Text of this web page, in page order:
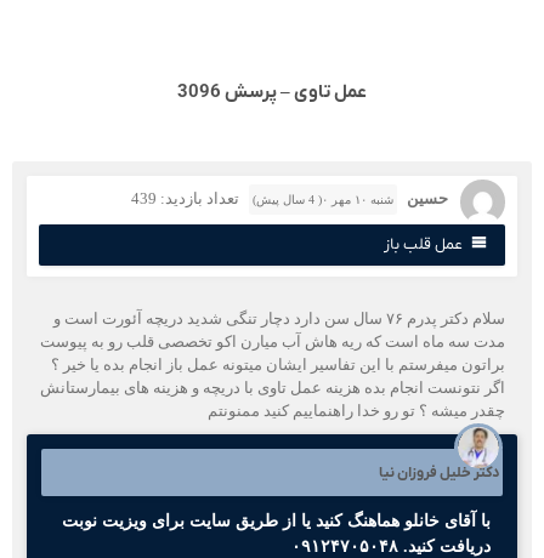
عمل تاوی – پرسش 3096
حسین شنبه ۱۰ مهر ۰( 4 سال پیش) تعداد بازدید: 439
عمل قلب باز
سلام دکتر پدرم ۷۶ سال سن دارد دچار تنگی شدید دریچه آئورت است و
سه ماه است که ریه هاش آب میارن اکو تخصصی قلب رو به پیوست
میفرستم با این تفاسیر ایشان میتونه عمل باز انجام بده یا خیر ؟
نتونست انجام بده هزینه عمل تاوی با دریچه و هزینه های بیمارستانش
میشه ؟ تو رو خدا راهنماییم کنید ممنونتم
دکتر خلیل فروزان نیا
با آقای خانلو هماهنگ کنید یا از طریق سایت برای ویزیت نوبت
دریافت کنید. ۰۹۱۲۴۷۰۵۰۴۸